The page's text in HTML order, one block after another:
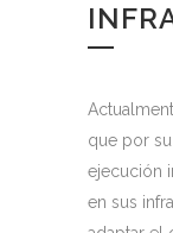
que por
ejecución
en sus